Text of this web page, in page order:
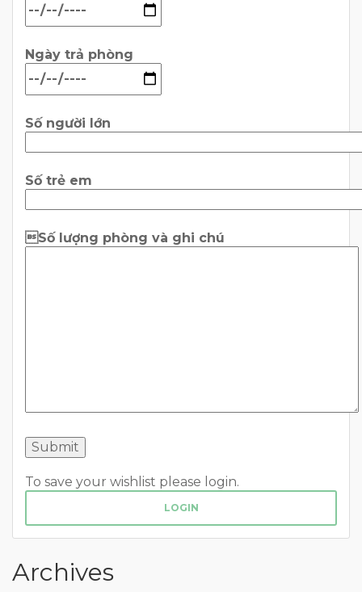
Ngày trả phòng
Số người lớn
Số trẻ em
Số lượng phòng và ghi chú
To save your wishlist please login.
LOGIN
Archives